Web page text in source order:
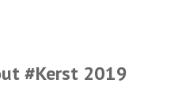
#Kerst 2019